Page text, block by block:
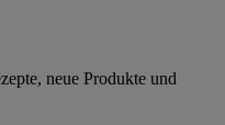
neue Produkte und